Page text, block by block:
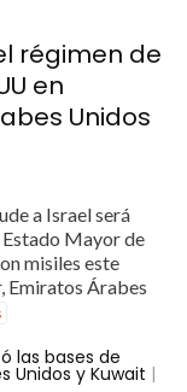
régimen de
en
Unidos
a Israel será
Mayor de
misiles este
Emiratos Árabes
las bases de
Unidos y Kuwait |